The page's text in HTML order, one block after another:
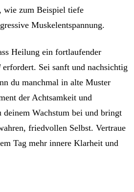
wie zum Beispiel tiefe
Muskelentspannung.
Heilung ein fortlaufender
erfordert. Sei sanft und nachsichtig
du manchmal in alte Muster
der Achtsamkeit und
deinem Wachstum bei und bringt
friedvollen Selbst. Vertraue
Tag mehr innere Klarheit und